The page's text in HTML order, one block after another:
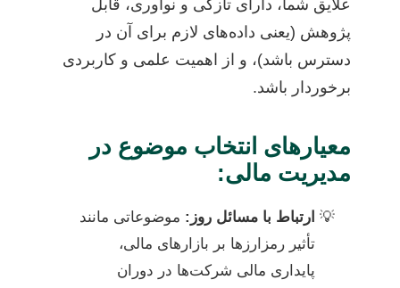
علایق شما، دارای تازگی و نوآوری، قابل
پژوهش (یعنی داده‌های لازم برای آن در
دسترس باشد)، و از اهمیت علمی و کاربردی
برخوردار باشد.
معیارهای انتخاب موضوع در
مدیریت مالی:
ارتباط با مسائل روز: موضوعاتی مانند
تأثیر رمزارزها بر بازارهای مالی،
پایداری مالی شرکت‌ها در دوران